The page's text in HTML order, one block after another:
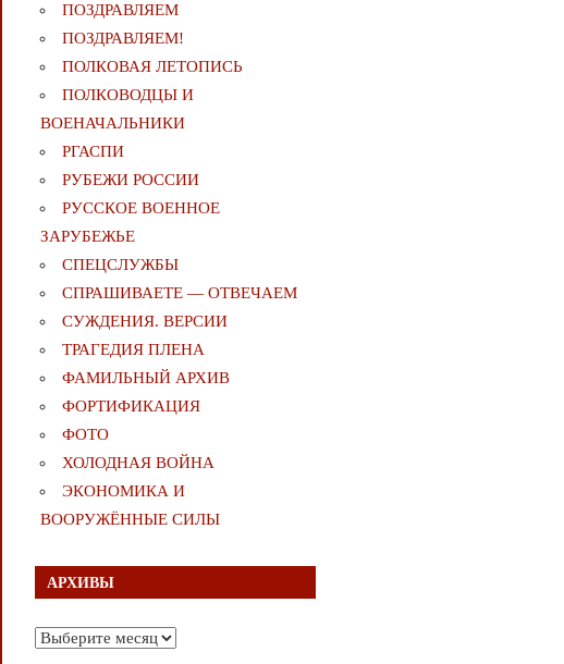
ПОЗДРАВЛЯЕМ
ПОЗДРАВЛЯЕМ!
ПОЛКОВАЯ ЛЕТОПИСЬ
ПОЛКОВОДЦЫ И
ВОЕНАЧАЛЬНИКИ
РГАСПИ
РУБЕЖИ РОССИИ
РУССКОЕ ВОЕННОЕ
ЗАРУБЕЖЬЕ
СПЕЦСЛУЖБЫ
СПРАШИВАЕТЕ — ОТВЕЧАЕМ
СУЖДЕНИЯ. ВЕРСИИ
ТРАГЕДИЯ ПЛЕНА
ФАМИЛЬНЫЙ АРХИВ
ФОРТИФИКАЦИЯ
ФОТО
ХОЛОДНАЯ ВОЙНА
ЭКОНОМИКА И
ВООРУЖЁННЫЕ СИЛЫ
АРХИВЫ
Архивы